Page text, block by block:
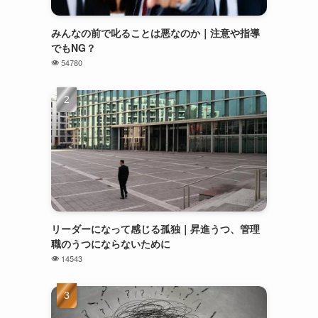
みんなの前で叱ることは悪なのか｜注意や指導
でもNG？
54780
リーダーになって感じる孤独｜昇進うつ、管理
職のうつにならないために
14543